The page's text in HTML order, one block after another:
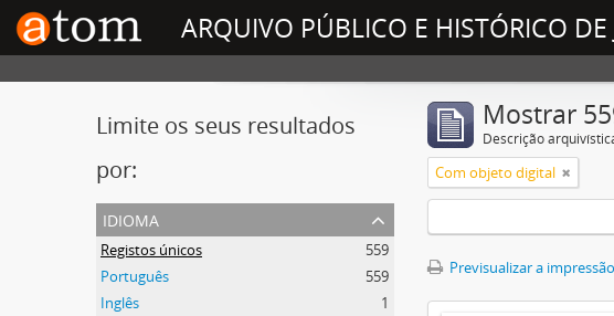
ARQUIVO PÚBLICO E HISTÓRICO DE
Limite os seus resultados
por:
idioma
Registos únicos
559
Português
559
Inglês
1
Mostrar
Descrição
Com objeto digital
Previsualizar a impressão